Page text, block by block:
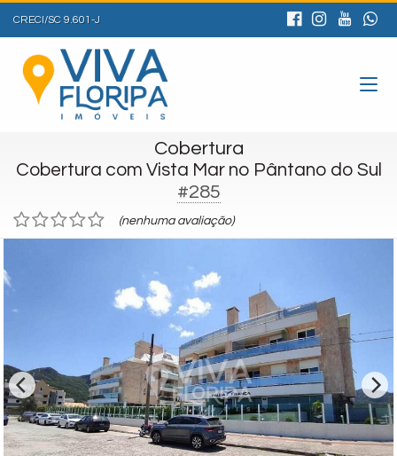
CRECI/SC 9.601-J
Cobertura
Cobertura com Vista Mar no Pântano do Sul
#285
(nenhuma avaliação)